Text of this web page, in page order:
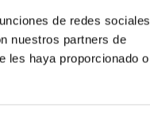
de redes sociales
nuestros partners de
les haya proporcionado o